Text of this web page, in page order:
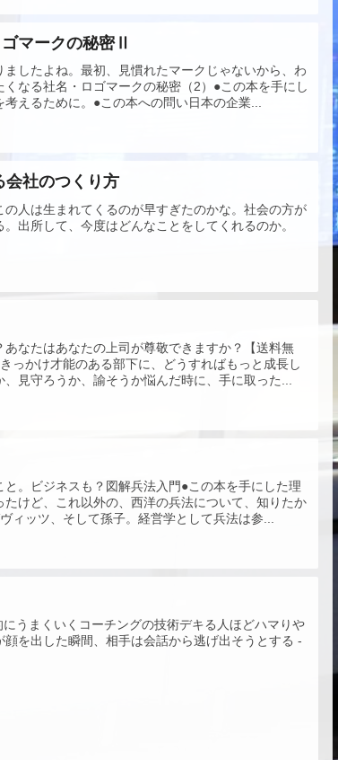
マークの秘密Ⅱ
したよね。最初、見慣れたマークじゃないから、わ
なる社名・ロゴマークの秘密（2）●この本を手にし
えるために。●この本への問い日本の企業...
会社のつくり方
人は生まれてくるのが早すぎたのかな。社会の方が
出所して、今度はどんなことをしてくれるのか。
なたはあなたの上司が尊敬できますか？【送料無
っかけ才能のある部下に、どうすればもっと成長し
見守ろうか、諭そうか悩んだ時に、手に取った...
。ビジネスも？図解兵法入門●この本を手にした理
けど、これ以外の、西洋の兵法について、知りたか
ィッツ、そして孫子。経営学として兵法は参...
うまくいくコーチングの技術デキる人ほどハマりや
を出した瞬間、相手は会話から逃げ出そうとする -